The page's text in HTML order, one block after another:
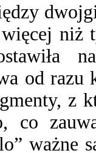
więcej
od
z
co
ważne